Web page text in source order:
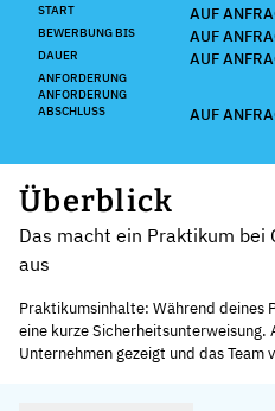
START AUF
BEWERBUNG BIS AUF
DAUER AUF
ANFORDERUNG
ANFORDERUNG
ABSCHLUSS
AUF
Überblick
Das macht ein Praktikum bei
aus
Praktikumsinhalte: Während deines
eine kurze
Unternehmen gezeigt und das